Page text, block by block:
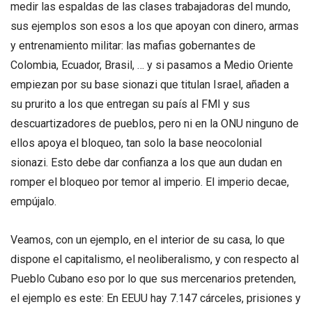
medir las espaldas de las clases trabajadoras del mundo,
sus ejemplos son esos a los que apoyan con dinero, armas
y entrenamiento militar: las mafias gobernantes de
Colombia, Ecuador, Brasil, … y si pasamos a Medio Oriente
empiezan por su base sionazi que titulan Israel, añaden a
su prurito a los que entregan su país al FMI y sus
descuartizadores de pueblos, pero ni en la ONU ninguno de
ellos apoya el bloqueo, tan solo la base neocolonial
sionazi. Esto debe dar confianza a los que aun dudan en
romper el bloqueo por temor al imperio. El imperio decae,
empújalo.
Veamos, con un ejemplo, en el interior de su casa, lo que
dispone el capitalismo, el neoliberalismo, y con respecto al
Pueblo Cubano eso por lo que sus mercenarios pretenden,
el ejemplo es este: En EEUU hay 7.147 cárceles, prisiones y